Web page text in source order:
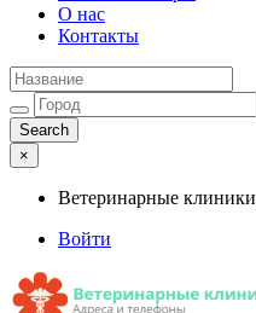
О нас
Контакты
×
Ветеринарные клиники
Войти